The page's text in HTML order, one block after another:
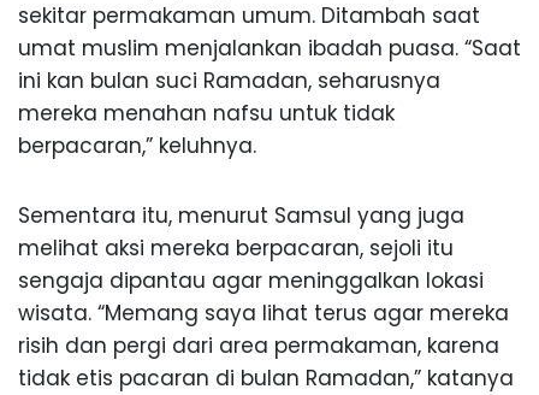
sekitar permakaman umum. Ditambah saat
umat muslim menjalankan ibadah puasa. “Saat
ini kan bulan suci Ramadan, seharusnya
mereka menahan nafsu untuk tidak
berpacaran,” keluhnya.
Sementara itu, menurut Samsul yang juga
melihat aksi mereka berpacaran, sejoli itu
sengaja dipantau agar meninggalkan lokasi
wisata. “Memang saya lihat terus agar mereka
risih dan pergi dari area permakaman, karena
tidak etis pacaran di bulan Ramadan,” katanya